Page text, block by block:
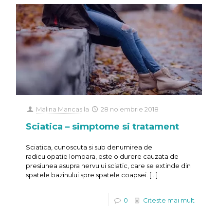
Malina Mancas la 28 noiembrie 2018
Sciatica – simptome si tratament
Sciatica, cunoscuta si sub denumirea de
radiculopatie lombara, este o durere cauzata de
presiunea asupra nervului sciatic, care se extinde din
spatele bazinului spre spatele coapsei. […]
0 Citeste mai mult